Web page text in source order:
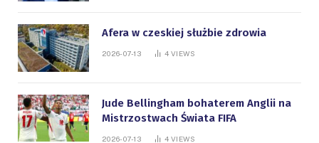
Afera w czeskiej służbie zdrowia
2026-07-13 4 VIEWS
Jude Bellingham bohaterem Anglii na
Mistrzostwach Świata FIFA
2026-07-13 4 VIEWS